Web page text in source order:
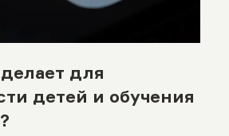
для
детей и обучения